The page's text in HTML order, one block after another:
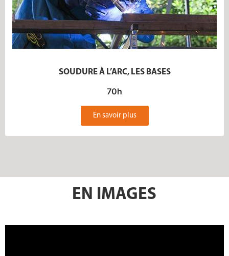
SOUDURE À L’ARC, LES BASES
70h
En savoir plus
EN IMAGES